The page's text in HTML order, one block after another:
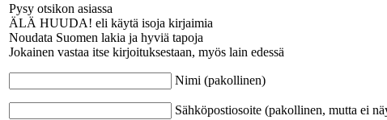
Pysy otsikon asiassa
ÄLÄ HUUDA! eli käytä isoja kirjaimia
Noudata Suomen lakia ja hyviä tapoja
Jokainen vastaa itse kirjoituksestaan, myös lain edessä
Nimi (pakollinen)
Sähköpostiosoite (pakollinen, mutta ei